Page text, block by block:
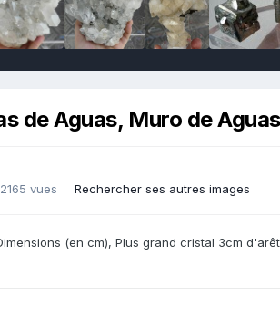
de Aguas, Muro de
2165 vues Rechercher ses autres images
(en cm), Plus grand cristal 3cm